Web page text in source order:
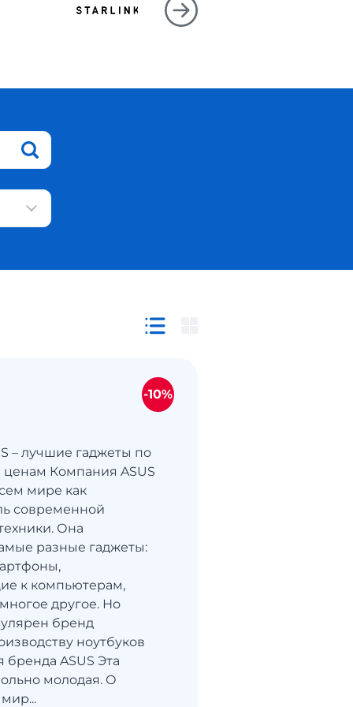
– лучшие гаджеты по
Компания ASUS
мире как
современной
Она
разные гаджеты:
к компьютерам,
другое. Но
бренд
ноутбуков
бренда ASUS Эта
молодая. О
мир...
-10%